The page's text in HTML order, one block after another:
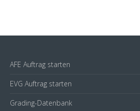
AFE Auftrag starten
EVG Auftrag starten
Grading-Datenbank